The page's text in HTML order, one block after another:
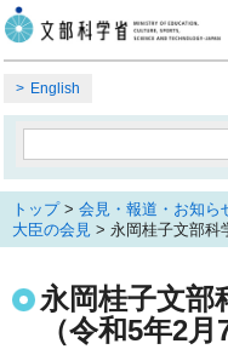
English
トップ> 会見・報道・お知ら
大臣の会見 > 永岡桂子文部科
永岡桂子文部
（令和5年2月